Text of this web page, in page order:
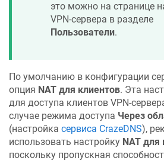
это можно на странице
VPN-сервера в разделе
Пользователи.
По умолчанию в конфигурации
опция NAT для клиентов. Эта
для доступа клиентов VPN-
случае режима доступа Через
(настройка сервиса CrazeDNS),
использовать настройку NAT для
поскольку пропускная